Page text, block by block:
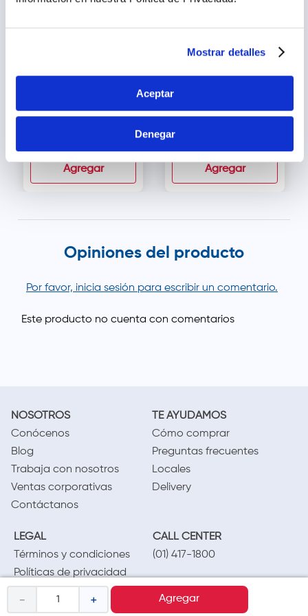
Mostrar detalles
Aceptar
Denegar
＋
－ Agregar
Gestavit DHA Cápsulas
Agregar
Maddre DHA Cápsulas -
Agregar
Opiniones del producto
Por favor, inicia sesión para escribir un comentario.
NOSOTROS
Conócenos
Blog
Trabaja con nosotros
Ventas corporativas
Contáctanos
TE AYUDAMOS
Cómo comprar
Preguntas frecuentes
Locales
Delivery
LEGAL
Términos y condiciones
Políticas de privacidad
Cambios y devoluciones
Legales promocionales
CALL CENTER
(01) 417-1800